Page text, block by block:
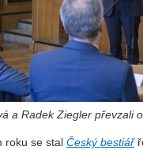
a Radek Ziegler převzali
roku se stal Český bestiář